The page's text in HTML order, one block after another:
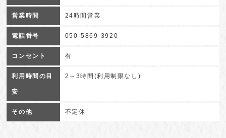
営業時間 24時間営業
電話番号 050-5869-3920
コンセント 有
利用時間の目
安
2～3時間(利用制限なし)
その他 不定休